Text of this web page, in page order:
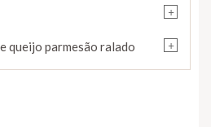
+
+
queijo parmesão ralado